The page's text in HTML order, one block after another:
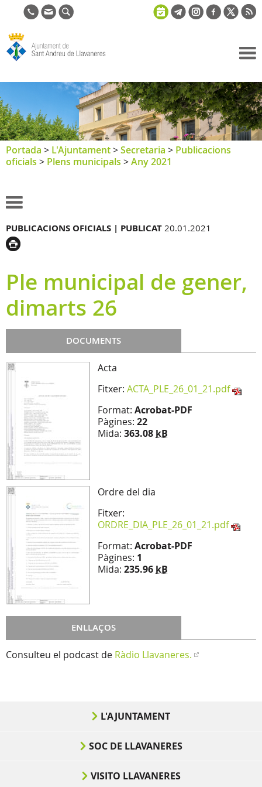
de Sant
Andreu de
Llavaneres
Portada > L'Ajuntament>Secretaria > Publicacions
oficials > Plens municipals >Any 2021
PUBLICACIONS OFICIALS | PUBLICAT 20.01.2021
Ple municipal de gener,
dimarts 26
DOCUMENTS
Acta
Fitxer: ACTA_PLE_26_01_21.pdf
Format: Acrobat-PDF
Pàgines: 22
Mida: 363.08 kB
Ordre del dia
Fitxer:
ORDRE_DIA_PLE_26_01_21.pdf
Format: Acrobat-PDF
Pàgines: 1
Mida: 235.96 kB
ENLLAÇOS
Consulteu el podcast de Ràdio Llavaneres.
L'AJUNTAMENT
SOC DE LLAVANERES
VISITO LLAVANERES